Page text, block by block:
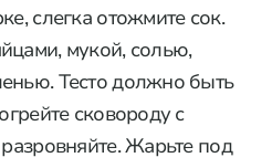
слегка отожмите сок.
мукой, солью,
Тесто должно быть
сковороду с
Жарьте под